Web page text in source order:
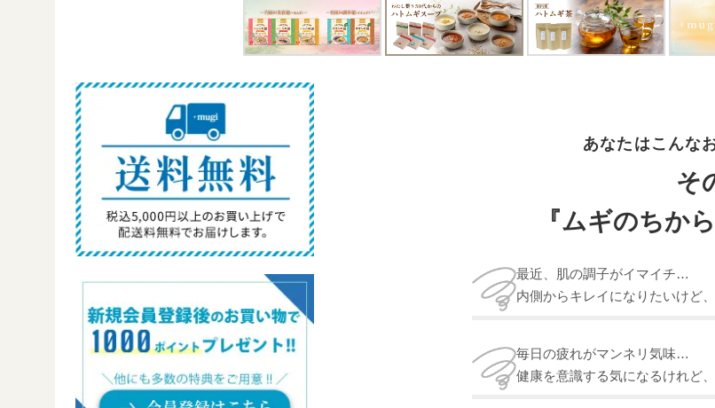
あなたはこんな
そ
『ムギのちか
最近、肌の調子がイマイチ…
内側からキレイになりたいけど
毎日の疲れがマンネリ気味…
健康を意識する気になるけれど